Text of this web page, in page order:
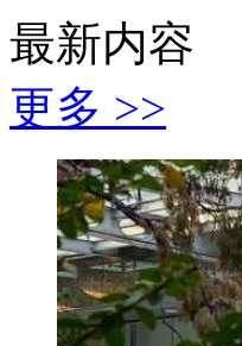
最新内容
更多 >>